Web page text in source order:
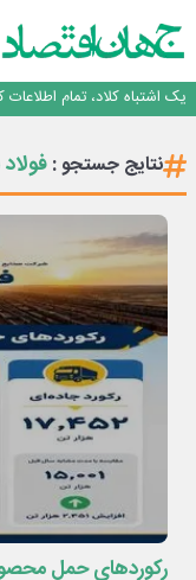
راه‌آهن موظف به ارائه برنامه
یک اشتباه کلاد، تمام اطلاعات
رگولاتوری: اعمال ضریب ۲.۷ برای اینترنت بین‌الملل صحت ندارد
راه‌آهن موظف به ارائه برنامه
یک اشتباه کلاد، تمام اطلاعات
اینوتکس امسال با مدل جدید
نتایج جستجو :
رکوردهای حمل